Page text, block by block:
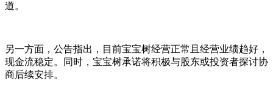
道。
另一方面，公告指出，目前宝宝树经营正常且经营业绩趋好，
现金流稳定。同时，宝宝树承诺将积极与股东或投资者探讨协
商后续安排。